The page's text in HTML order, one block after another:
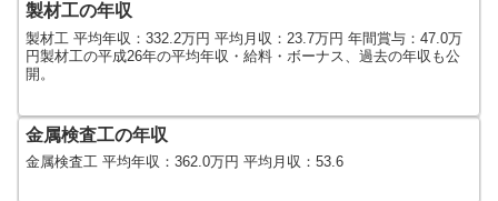
製材工の年収
製材工 平均年収：332.2万円 平均月収：23.7万円 年間賞与：47.0万
円製材工の平成26年の平均年収・給料・ボーナス、過去の年収も公
開。
金属検査工の年収
金属検査工 平均年収：362.0万円 平均月収：53.6